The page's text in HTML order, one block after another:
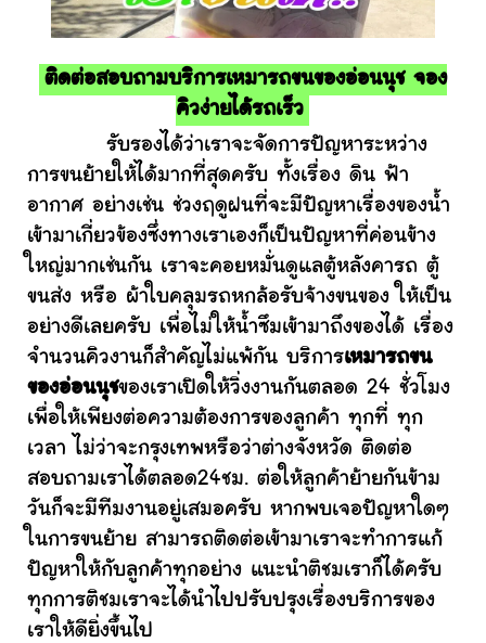
ติดต่อสอบถามบริการเหมารถขนของอ่อนนุช จอง
คิวง่ายได้รถเร็ว
รับรองได้ว่าเราจะจัดการปัญหาระหว่าง
การขนย้ายให้ได้มากที่สุดครับ ทั้งเรื่อง ดิน ฟ้า
อากาศ อย่างเช่น ช่วงฤดูฝนที่จะมีปัญหาเรื่องของน้ำ
เข้ามาเกี่ยวข้องซึ่งทางเราเองก็เป็นปัญหาที่ค่อนข้าง
ใหญ่มากเช่นกัน เราจะคอยหมั่นดูแลตู้หลังคารถ ตู้
ขนส่ง หรือ ผ้าใบคลุมรถหกล้อรับจ้างขนของ ให้เป็น
อย่างดีเลยครับ เพื่อไม่ให้น้ำซึมเข้ามาถึงของได้ เรื่อง
จำนวนคิวงานก็สำคัญไม่แพ้กัน บริการเหมารถขน
ของอ่อนนุชของเราเปิดให้วิ่งงานกันตลอด 24 ชั่วโมง
เพื่อให้เพียงต่อความต้องการของลูกค้า ทุกที่ ทุก
เวลา ไม่ว่าจะกรุงเทพหรือว่าต่างจังหวัด ติดต่อ
สอบถามเราได้ตลอด24ชม. ต่อให้ลูกค้าย้ายกันข้าม
วันก็จะมีทีมงานอยู่เสมอครับ หากพบเจอปัญหาใดๆ
ในการขนย้าย สามารถติดต่อเข้ามาเราจะทำการแก้
ปัญหาให้กับลูกค้าทุกอย่าง แนะนำติชมเราก็ได้ครับ
ทุกการติชมเราจะได้นำไปปรับปรุงเรื่องบริการของ
เราให้ดียิ่งขึ้นไป